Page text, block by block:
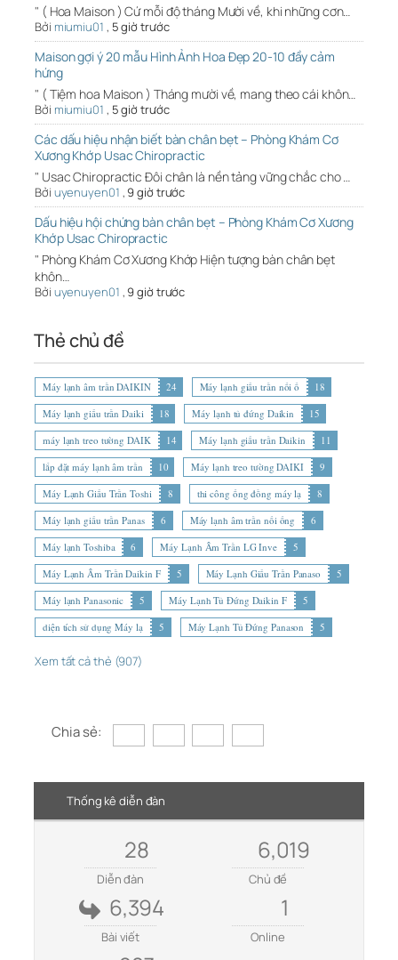
" ( Hoa Maison ) Cứ mỗi độ tháng Mười về, khi những cơn…
Bởi miumiu01 , 5 giờ trước
Maison gợi ý 20 mẫu Hình Ảnh Hoa Đẹp 20-10 đầy cảm
hứng
" ( Tiệm hoa Maison ) Tháng mười về, mang theo cái khôn…
Bởi miumiu01 , 5 giờ trước
Các dấu hiệu nhận biết bàn chân bẹt – Phòng Khám Cơ
Xương Khớp Usac Chiropractic
" Usac Chiropractic Đôi chân là nền tảng vững chắc cho …
Bởi uyenuyen01 ,9 giờ trước
Dấu hiệu hội chứng bàn chân bẹt – Phòng Khám Cơ Xương
Khớp Usac Chiropractic
" Phòng Khám Cơ Xương Khớp Hiện tượng bàn chân bẹt
khôn…
Bởi uyenuyen01 ,9 giờ trước
Thẻ chủ đề
Máy lạnh âm trần DAIKIN 24 Máy lạnh giấu trần nối ố
18
Máy lạnh giấu trần Daiki
18 Máy lạnh tủ đứng Daikin
15
máy lạnh treo tường DAIK
14 Máy lạnh giấu trần Daikin
11
lắp đặt máy lạnh âm trần
10 Máy lạnh treo tường DAIKI
9
Máy Lạnh Giấu Trần Toshi
8 thi công ống đồng máy lạ
8
Máy lạnh giấu trần Panas
6 Máy lạnh âm trần nối ống
6
Máy lạnh Toshiba
6 Máy Lạnh Âm Trần LG Inve
5
Máy Lạnh Âm Trần Daikin F
5 Máy Lạnh Giấu Trần Panaso
5
Máy lạnh Panasonic
5 Máy Lạnh Tủ Đứng Daikin F
5
diện tích sử dụng Máy lạ
5 Máy Lạnh Tủ Đứng Panason 5
Xem tất cả thẻ (907)
Chia sẻ:
Thống kê diễn đàn
28
Diễn đàn
6,019
Chủ đề
6,394
Bài viết
1
Online